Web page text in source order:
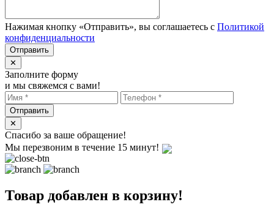
Нажимая кнопку «Отправить», вы соглашаетесь с Политикой
конфиденциальности
✕
Заполните форму
и мы свяжемся с вами!
✕
Спасибо за ваше обращение!
Мы перезвоним в течение 15 минут!
Товар добавлен в корзину!